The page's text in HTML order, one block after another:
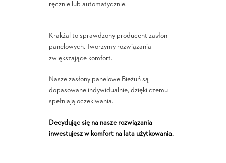
ręcznie lub automatycznie.
Krakżal to sprawdzony producent zasłon
panelowych. Tworzymy rozwiązania
zwiększające komfort.
Nasze zasłony panelowe Bieżuń są
dopasowane indywidualnie, dzięki czemu
spełniają oczekiwania.
Decydując się na nasze rozwiązania
inwestujesz w komfort na lata użytkowania.